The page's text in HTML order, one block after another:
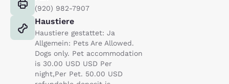
(920) 982-7907
Haustiere
Haustiere gestattet: Ja
Allgemein: Pets Are Allowed.
Dogs only. Pet accommodation
is 30.00 USD USD Per
night,Per Pet. 50.00 USD